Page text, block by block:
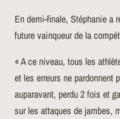
En demi-finale, Stéphanie a
future vainqueur de la
« A ce niveau, tous les
et les erreurs ne pardonnent
auparavant, perdu 2 fois et
sur les attaques de jambes,